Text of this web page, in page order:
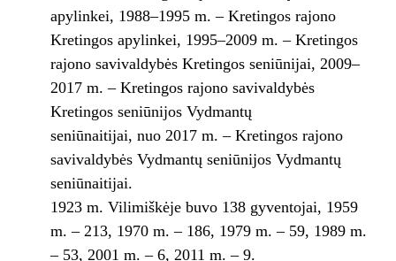
apylinkei, 1988–1995 m. – Kretingos rajono
Kretingos apylinkei, 1995–2009 m. – Kretingos
rajono savivaldybės Kretingos seniūnijai, 2009–
2017 m. – Kretingos rajono savivaldybės
Kretingos seniūnijos Vydmantų
seniūnaitijai, nuo 2017 m. – Kretingos rajono
savivaldybės Vydmantų seniūnijos Vydmantų
seniūnaitijai.
1923 m. Vilimiškėje buvo 138 gyventojai, 1959
m. – 213, 1970 m. – 186, 1979 m. – 59, 1989 m.
– 53, 2001 m. – 6, 2011 m. – 9.